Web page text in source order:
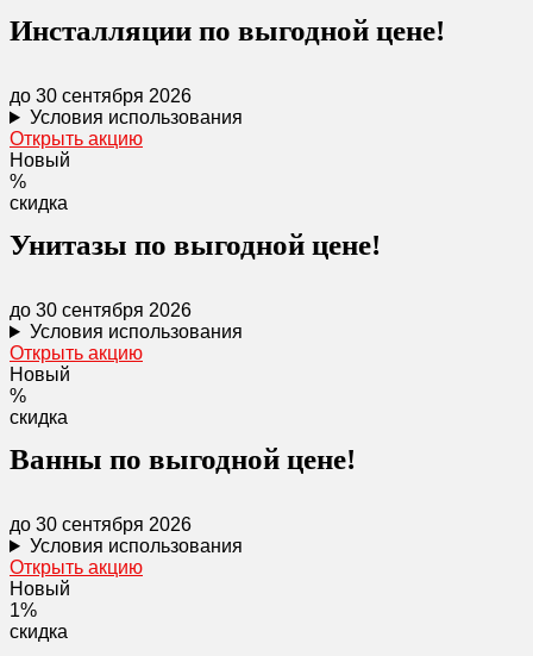
Инсталляции по выгодной цене!
до 30 сентября 2026
Условия использования
Открыть акцию
Новый
%
скидка
Унитазы по выгодной цене!
до 30 сентября 2026
Условия использования
Открыть акцию
Новый
%
скидка
Ванны по выгодной цене!
до 30 сентября 2026
Условия использования
Открыть акцию
Новый
1%
скидка